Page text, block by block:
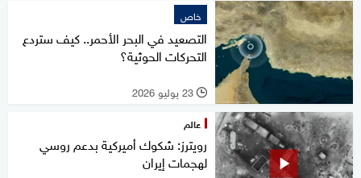
خاص
التصعيد في البحر الأحمر.. كيف ستردع
التحركات الحوثية؟
l 23 يوليو 2026
عالم
رويترز: شكوك أميركية بدعم روسي
لهجمات إيران